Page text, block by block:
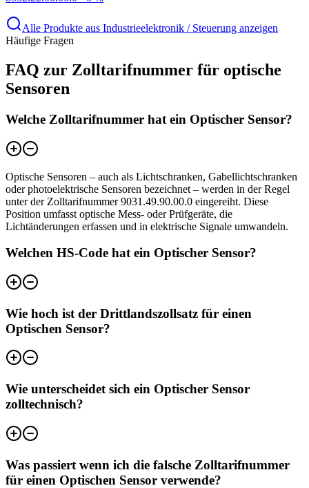
Alle Produkte aus Industrieelektronik / Steuerung anzeigen
Häufige Fragen
FAQ zur Zolltarifnummer für optische
Sensoren
Welche Zolltarifnummer hat ein Optischer Sensor?
Optische Sensoren – auch als Lichtschranken, Gabellichtschranken
oder photoelektrische Sensoren bezeichnet – werden in der Regel
unter der Zolltarifnummer 9031.49.90.00.0 eingereiht. Diese
Position umfasst optische Mess- oder Prüfgeräte, die
Lichtänderungen erfassen und in elektrische Signale umwandeln.
Welchen HS-Code hat ein Optischer Sensor?
Wie hoch ist der Drittlandszollsatz für einen
Optischen Sensor?
Wie unterscheidet sich ein Optischer Sensor
zolltechnisch?
Was passiert wenn ich die falsche Zolltarifnummer
für einen Optischen Sensor verwende?